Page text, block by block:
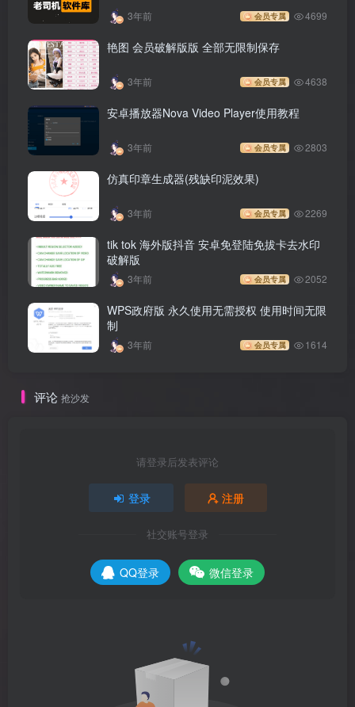
3年前 会员专属 4699
艳图 会员破解版版 全部无限制保存
3年前 会员专属 4638
安卓播放器Nova Video Player使用教程
3年前 会员专属 2803
仿真印章生成器(残缺印泥效果)
3年前 会员专属 2269
tik tok 海外版抖音 安卓免登陆免拔卡去水印
破解版
3年前 会员专属 2052
WPS政府版 永久使用无需授权 使用时间无限
制
3年前 会员专属 1614
评论 抢沙发
请登录后发表评论
登录 注册
社交账号登录
QQ登录 微信登录